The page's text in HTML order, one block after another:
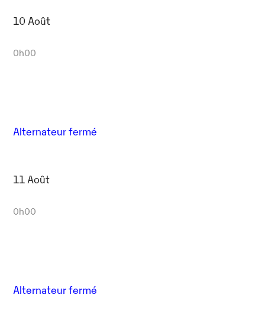
10 Août
0h00
Alternateur fermé
11 Août
0h00
Alternateur fermé